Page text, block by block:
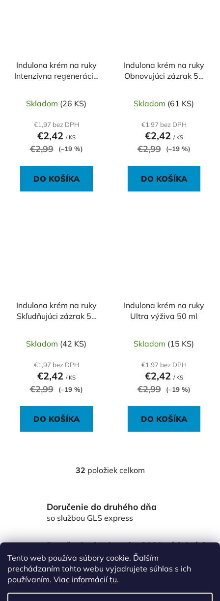
Tento web používa súbory cookie. Ďalším
prechádzaním tohto webu vyjadrujete súhlas s ich
používaním. Viac informáciítu.
Indulona krém na ruky
Intenzívna regenerácia
Skladom (26 KS)
€1,97 bez DPH
€2,42 / KS
€2,99 (–19 %)
DO KOŠÍKA
Indulona krém na ruky
Obnovujúci zázrak 50
Skladom (61 KS)
€1,97 bez DPH
€2,42 / KS
€2,99 (–19 %)
DO KOŠÍKA
Indulona krém na ruky
Skľudňujúci zázrak 50
Skladom (42 KS)
€1,97 bez DPH
€2,42 / KS
€2,99 (–19 %)
DO KOŠÍKA
Indulona krém na ruky
Ultra výživa 50 ml
Skladom (15 KS)
€1,97 bez DPH
€2,42 / KS
€2,99 (–19 %)
DO KOŠÍKA
O
á
d
c
e
p
r
v
32 položiek celkom
Doručenie do druhého dňa
so službou GLS express
Doručenie do viac ako 3000 výdajných
miest Packeta
po celom Slovensku